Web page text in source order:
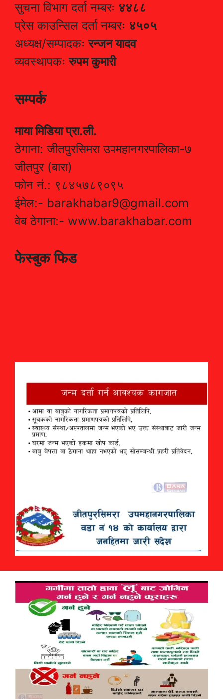
सुचना विभाग दर्ता नम्बरः ४४८८
प्रेस काउन्सिल दर्ता नम्बरः ४५०५
अध्यक्ष/सम्पादकःरन्जन यादव
व्यवस्थापकःरुपम कुमारी
सम्पर्क
माया मिडिया प्रा.ली.
ठेगाना: जीतपुरसिमरा उपमहानगरपालिका-७
जीतपुर (बारा)
फोन नं.: ९८४५७८९०९५
ईमेल:- barakhabar9@gmail.com
वेब ठेगाना:- www.barakhabar.com
फेस्बुक फिड